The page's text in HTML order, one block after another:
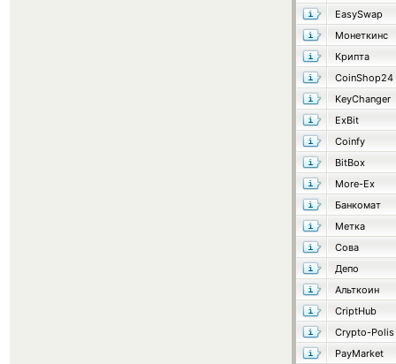
EasySwap
Монеткинс
Крипта
CoinShop24
KeyChanger
ExBit
Coinfy
BitBox
More-Ex
Банкомат
Метка
Сова
Депо
Альткоин
CriptHub
Crypto-Polis
PayMarket